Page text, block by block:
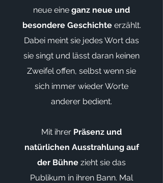
neue eine ganz neue und
besondere Geschichteerzählt.
Dabei meint sie jedes Wort das
sie singt und lässt daran keinen
Zweifel offen, selbst wenn sie
sich immer wieder Worte
anderer bedient.
Mit ihrer Präsenz und
natürlichen Ausstrahlung auf
der Bühne zieht sie das
Publikum in ihren Bann. Mal